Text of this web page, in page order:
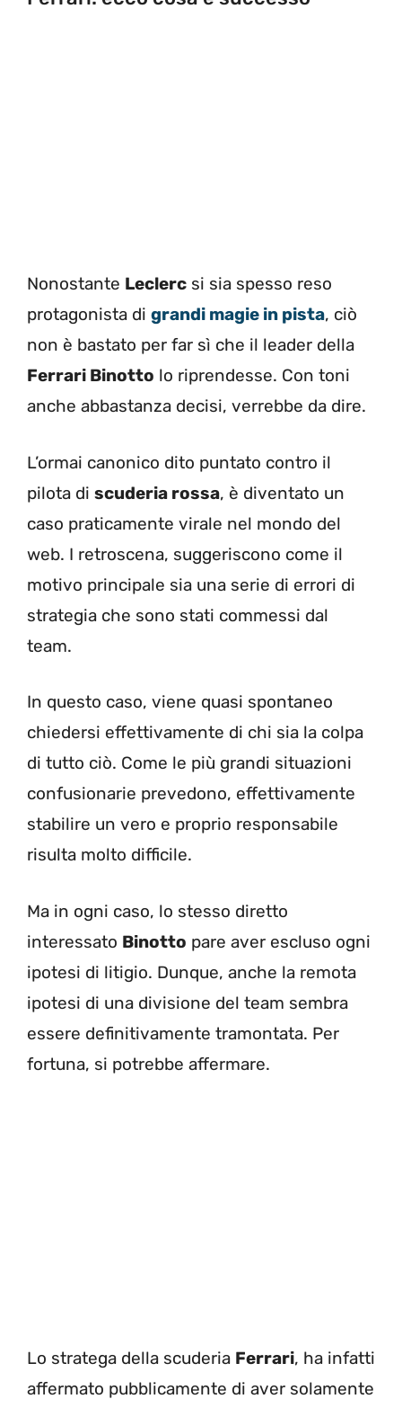
Nonostante Leclerc si sia spesso reso
protagonista di grandi magie in pista, ciò
non è bastato per far sì che il leader della
Ferrari Binotto lo riprendesse. Con toni
anche abbastanza decisi, verrebbe da dire.
L’ormai canonico dito puntato contro il
pilota di scuderia rossa, è diventato un
caso praticamente virale nel mondo del
web. I retroscena, suggeriscono come il
motivo principale sia una serie di errori di
strategia che sono stati commessi dal
team.
In questo caso, viene quasi spontaneo
chiedersi effettivamente di chi sia la colpa
di tutto ciò. Come le più grandi situazioni
confusionarie prevedono, effettivamente
stabilire un vero e proprio responsabile
risulta molto difficile.
Ma in ogni caso, lo stesso diretto
interessato Binotto pare aver escluso ogni
ipotesi di litigio. Dunque, anche la remota
ipotesi di una divisione del team sembra
essere definitivamente tramontata. Per
fortuna, si potrebbe affermare.
Lo stratega della scuderia Ferrari, ha infatti
affermato pubblicamente di aver solamente